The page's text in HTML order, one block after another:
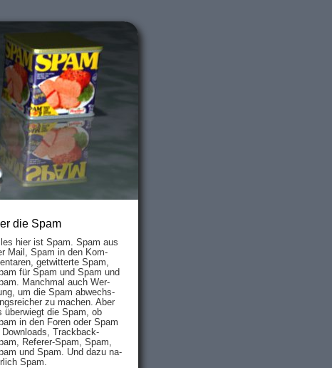
die Spam
hier ist Spam. Spam aus
Mail, Spam in den Kom­
ge­twit­ter­te Spam,
für Spam und Spam und
Manch­mal auch Wer­
um die Spam ab­wechs­
zu mach­en. Aber
über­wiegt die Spam, ob
in den Fo­ren oder Spam
Down­loads, Track­back-
Re­fe­rer-Spam, Spam,
und Spam. Und da­zu na­
Spam.